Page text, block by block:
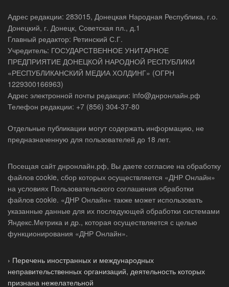
Адрес редакции: 283015, Донецкая Народная Республика, г.о.
Донецкий, г. Донецк, Советская пл., д.1
Главный редактор: Ретинский С.Г.
Учредитель: ГОСУДАРСТВЕННОЕ УНИТАРНОЕ
ПРЕДПРИЯТИЕ ДОНЕЦКОЙ НАРОДНОЙ РЕСПУБЛИКИ
«РЕСПУБЛИКАНСКИЙ МЕДИА ХОЛДИНГ» (ОГРН
1229300166963)
Адрес электронной почты редакции: info@днронлайн.рф
Телефон редакции: +7 (856) 304-37-80
Отдельные публикации могут содержать информацию, не
предназначенную для пользователей до 18 лет.
Посещая сайт днронлайн.рф, Вы даете согласие на обработку
файлов cookie, сбор которых осуществляется «ДНР Онлайн»
на условиях Пользовательского соглашения обработки
файлов cookie. «ДНР Онлайн» также может использовать
указанные данные для их последующей обработки системами
Яндекс.Метрика и др., которая осуществляется с целью
функционирования «ДНР Онлайн».
› Перечень иностранных и международных
неправительственных организаций, деятельность которых
признана нежелательной